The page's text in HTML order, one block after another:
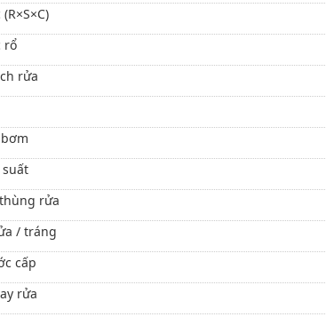
rổ
cách rửa
rửa
/ tráng
cấp
rửa